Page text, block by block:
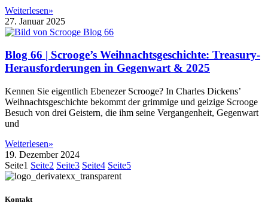
Weiterlesen»
27. Januar 2025
Blog 66 | Scrooge’s Weihnachtsgeschichte: Treasury-
Herausforderungen in Gegenwart & 2025
Kennen Sie eigentlich Ebenezer Scrooge? In Charles Dickens’
Weihnachtsgeschichte bekommt der grimmige und geizige Scrooge
Besuch von drei Geistern, die ihm seine Vergangenheit, Gegenwart
und
Weiterlesen»
19. Dezember 2024
Seite1 Seite2 Seite3 Seite4 Seite5
Kontakt